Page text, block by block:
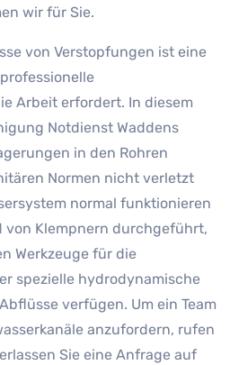
wir für Sie.
von Verstopfungen ist eine
Arbeit erfordert. In diesem
Notdienst Waddens
in den Rohren
Normen nicht verletzt
normal funktionieren
von Klempnern durchgeführt,
Werkzeuge für die
spezielle hydrodynamische
verfügen. Um ein Team
anzufordern, rufen
Sie eine Anfrage auf